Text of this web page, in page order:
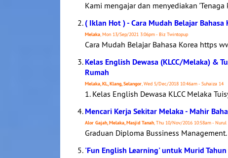
Kami mengajar dan menyediakan
( Iklan Hot ) - Cara Mudah Belajar
Melaka, Mon 13/Sep/2021 3:06pm - Biz Twintopup
Cara Mudah Belajar Bahasa Korea https
Kelas English Dewasa (KLCC/Melaka) &
Rumah
Melaka, KL, Klang, Selangor, Wed 5/Dec/2018 10:46am - Suhaiza 14
1. Kelas English Dewasa KLCC Melaka
Mencari Kerja Sekitar Melaka - Mahir
Alor Gajah, Melaka, Masjid Tanah, Thu 10/Nov/2016 10:58am - Nurul
Graduan Diploma Bussiness
'Fun English Learning' untuk Murid